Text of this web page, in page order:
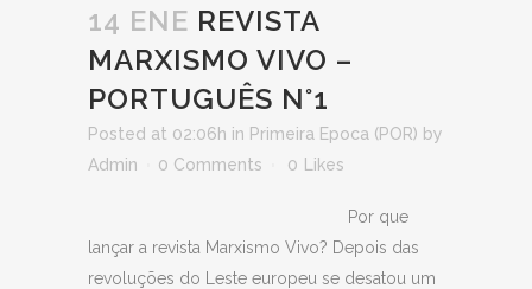
14 ENE REVISTA
MARXISMO VIVO –
PORTUGUÊS N°1
Posted at 02:06h in Primeira Epoca (POR) by
Admin
0 Comments 0 Likes
Por que
lançar a revista Marxismo Vivo? Depois das
revoluções do Leste europeu se desatou um